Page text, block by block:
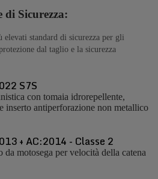
di Sicurezza:
standard di sicurezza per gli
dal taglio e la sicurezza
S7S
con tomaia idrorepellente,
inserto antiperforazione non metallico
+ AC:2014 - Classe 2
da motosega per velocità della catena